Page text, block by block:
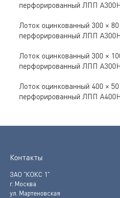
перфорированный ЛПП
Лоток оцинкованный 300 ×
перфорированный ЛПП
Лоток оцинкованный 300 ×
перфорированный ЛПП
Лоток оцинкованный 400 ×
перфорированный ЛПП
Контакты
ЗАО "КОКС 1"
г. Москва
ул. Мартеновская